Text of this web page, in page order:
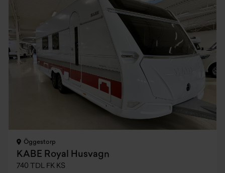
Öggestorp
KABE Royal Husvagn
740 TDL FK KS